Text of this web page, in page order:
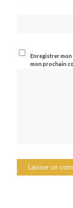
Enregistrer mon
mon prochain